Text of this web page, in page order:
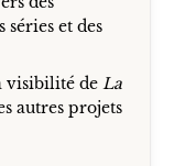
séries et des
visibilité de La
autres projets